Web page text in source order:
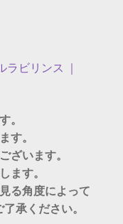
ラビリンス ｜
。
す。
ざいます。
ます。
る角度によって
承ください。